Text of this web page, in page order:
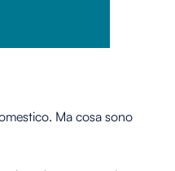
Ma cosa sono